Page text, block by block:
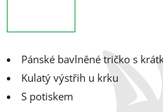
Pánské bavlněné tričko s
Kulatý výstřih u krku
S potiskem